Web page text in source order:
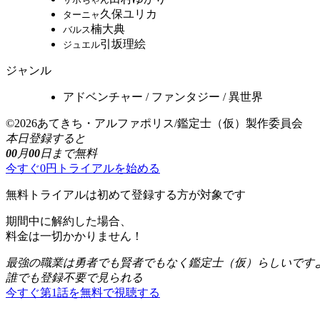
ターニャ 久保ユリカ
バルス楠大典
ジュエル引坂理絵
ジャンル
アドベンチャー / ファンタジー / 異世界
©2026あてきち・アルファポリス/鑑定士（仮）製作委員会
本日登録すると
00月00日まで無料
今すぐ0円トライアルを始める
無料トライアルは初めて登録する方が対象です
期間中に解約した場合、
料金は一切かかりません！
最強の職業は勇者でも賢者でもなく鑑定士（仮）らしいです
誰でも登録不要で見られる
今すぐ第1話を無料で視聴する